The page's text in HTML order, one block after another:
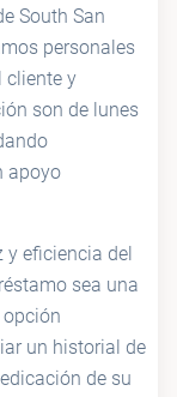
South San
personales
cliente y
son de lunes
apoyo
y eficiencia del
sea una
un historial de
de su